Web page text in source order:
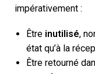
impérativement :
Être inutilisé,
état qu’à la
Être retourné